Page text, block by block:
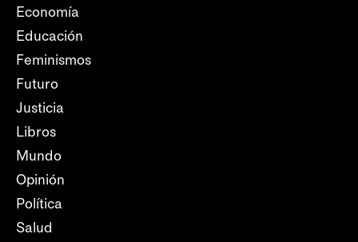
Economía
Educación
Feminismos
Futuro
Justicia
Libros
Mundo
Opinión
Política
Salud